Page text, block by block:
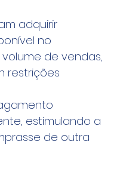
adquirir
no
de vendas,
restrições
estimulando a
de outra